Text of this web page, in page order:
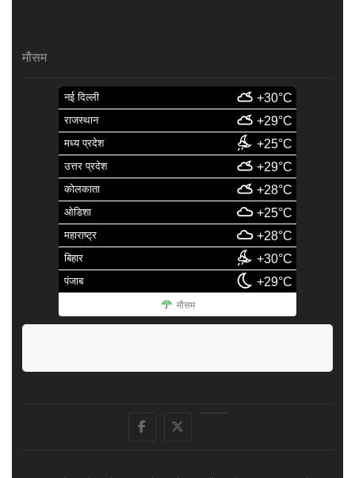
मौसम
नई दिल्ली +30°C
राजस्थान +29°C
मध्य प्रदेश +25°C
उत्तर प्रदेश +29°C
कोलकाता +28°C
ओडिशा +25°C
महाराष्ट्र +28°C
बिहार +30°C
पंजाब +29°C
मौसम
facebook